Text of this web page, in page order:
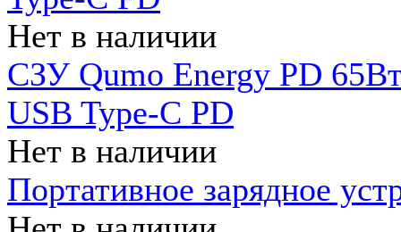
Нет в наличии
СЗУ Qumo Energy PD
USB Type-C PD
Нет в наличии
Портативное зарядное